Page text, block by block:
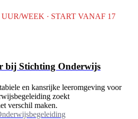
WEEK · START VANAF 17
bij Stichting Onderwijs
en kansrijke leeromgeving voor
zoekt
verschil maken.